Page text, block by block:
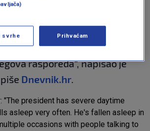
Pitam se postoji li
to jednostavno novi način
rasporeda“, napisao je
Dnevnik.hr.
"The president has severe daytime
asleep very often. He's fallen asleep in
occasions with people talking to
svrhe Prihvaćam